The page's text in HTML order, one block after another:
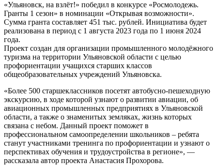
«Ульяновск, на взлёт!» победил в конкурсе «Росмолодежь.
Гранты 1 сезон» в номинации «Открывая возможности».
Сумма гранта составляет 451 тыс. рублей. Инициатива будет
реализована в период с 1 августа 2023 года по 1 июня 2024
года.
Проект создан для организации промышленного молодёжного
туризма на территории Ульяновской области с целью
профориентации учащихся старших классов
общеобразовательных учреждений Ульяновска.
«Более 500 старшеклассников посетят автобусно-пешеходную
экскурсию, в ходе которой узнают о развитии авиации, об
авиационных промышленных предприятиях в Ульяновской
области, а также о знаменитых земляках, жизнь которых
связана с небом. Данный проект поможет в
профессиональном самоопределении школьников – ребята
станут участниками тренинга по профориентации и узнают о
перспективах обучения и трудоустройства в регионе», —
рассказала автор проекта Анастасия Прохорова.